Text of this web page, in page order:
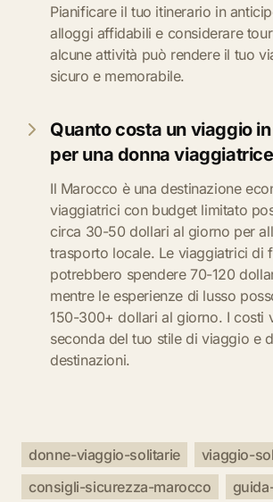
Pianificare il tuo itinerario in
alloggi affidabili e considerare
alcune attività può rendere il tuo
sicuro e memorabile.
Quanto costa un viaggio
per una donna
Il Marocco è una destinazione
viaggiatrici con budget limitato
circa 30-50 dollari al giorno per
trasporto locale. Le viaggiatrici di
potrebbero spendere 70-120
mentre le esperienze di lusso
150-300+ dollari al giorno. I costi
seconda del tuo stile di viaggio e
destinazioni.
donne-viaggio-solitarie
viaggio-
consigli-sicurezza-marocco